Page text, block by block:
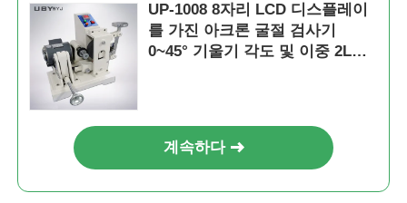
UP-1008 8자리 LCD 디스플레이
를 가진 아크론 굴절 검사기
0~45° 기울기 각도 및 이중 2LB
계속하다